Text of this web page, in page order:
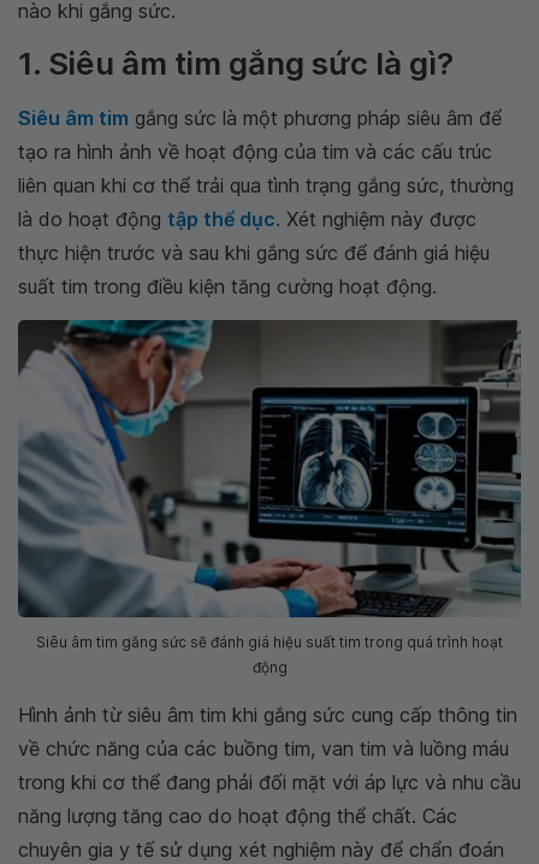
nào khi gắng sức.
1. Siêu âm tim gắng sức là gì?
Siêu âm tim gắng sức là một phương pháp siêu âm để
tạo ra hình ảnh về hoạt động của tim và các cấu trúc
liên quan khi cơ thể trải qua tình trạng gắng sức, thường
là do hoạt động tập thể dục. Xét nghiệm này được
thực hiện trước và sau khi gắng sức để đánh giá hiệu
suất tim trong điều kiện tăng cường hoạt động.
Siêu âm tim gắng sức sẽ đánh giá hiệu suất tim trong quá trình hoạt
động
Hình ảnh từ siêu âm tim khi gắng sức cung cấp thông tin
về chức năng của các buồng tim, van tim và luồng máu
trong khi cơ thể đang phải đối mặt với áp lực và nhu cầu
năng lượng tăng cao do hoạt động thể chất. Các
chuyên gia y tế sử dụng xét nghiệm này để chẩn đoán